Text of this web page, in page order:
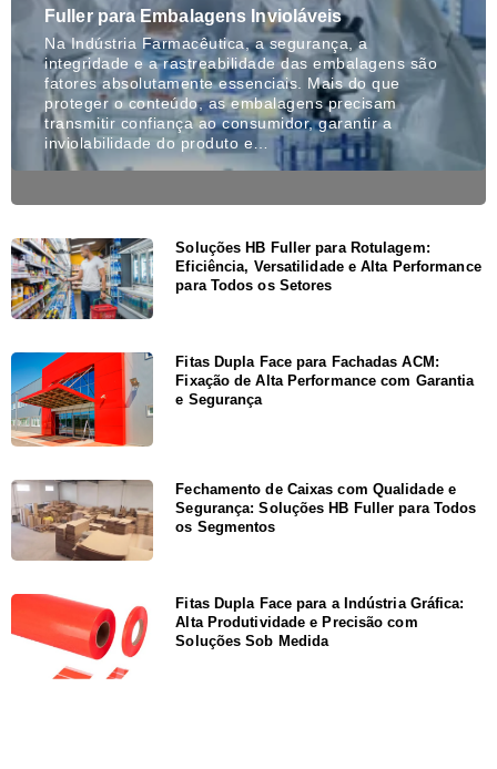
Fuller para Embalagens Invioláveis
Na Indústria Farmacêutica, a segurança, a
integridade e a rastreabilidade das embalagens são
fatores absolutamente essenciais. Mais do que
proteger o conteúdo, as embalagens precisam
transmitir confiança ao consumidor, garantir a
inviolabilidade do produto e…
Soluções HB Fuller para Rotulagem:
Eficiência, Versatilidade e Alta Performance
para Todos os Setores
Fitas Dupla Face para Fachadas ACM:
Fixação de Alta Performance com Garantia
e Segurança
Fechamento de Caixas com Qualidade e
Segurança: Soluções HB Fuller para Todos
os Segmentos
Fitas Dupla Face para a Indústria Gráfica:
Alta Produtividade e Precisão com
Soluções Sob Medida